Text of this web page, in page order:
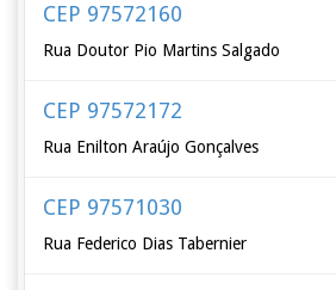
CEP 97572160
Rua Doutor Pio Martins Salgado
CEP 97572172
Rua Enilton Araújo Gonçalves
CEP 97571030
Rua Federico Dias Tabernier